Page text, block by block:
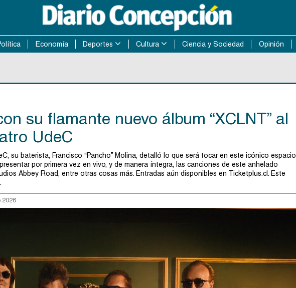
Economía Deportes Cultura Ciencia y Sociedad Opinión
su flamante nuevo álbum “XCLNT” al
UdeC
su baterista, Francisco “Pancho” Molina, detalló lo que será tocar en este icónico espacio
por primera vez en vivo, y de manera íntegra, las canciones de este anhelado
Abbey Road, entre otras cosas más. Entradas aún disponibles en Ticketplus.cl. Este
2026